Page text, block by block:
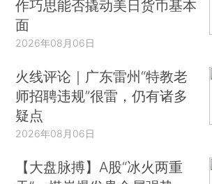
作巧思能否撬动美日货币基本
面
2026年08月06日
火线评论｜广东雷州“特教老
师招聘违规”很雷，仍有诸多
疑点
2026年08月06日
【大盘脉搏】A股“冰火两重